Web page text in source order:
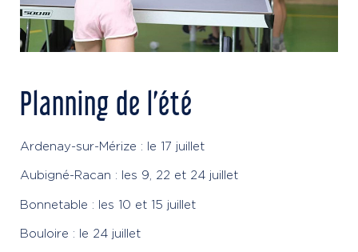
Planning de l’été
Ardenay-sur-Mérize : le 17 juillet
Aubigné-Racan : les 9, 22 et 24 juillet
Bonnetable : les 10 et 15 juillet
Bouloire : le 24 juillet